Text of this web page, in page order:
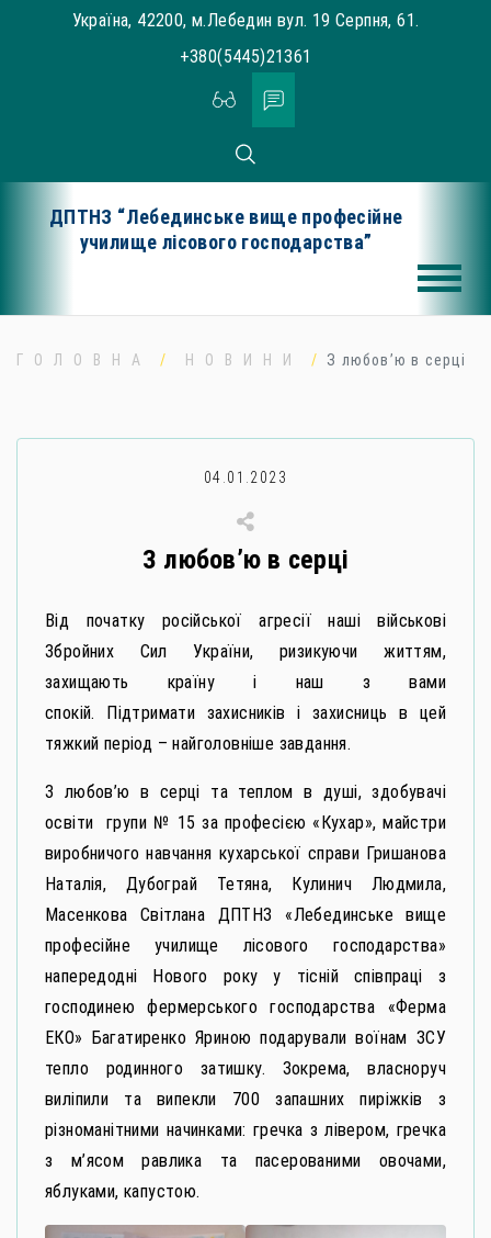
Україна, 42200, м.Лебедин вул. 19 Серпня, 61.
+380(5445)21361
ДПТНЗ “Лебединське вище професійне
училище лісового господарства”
ГОЛОВНА НОВИНИ З любов’ю в серці
04.01.2023
З любов’ю в серці
Від початку російської агресії наші військові
Збройних Сил України, ризикуючи життям,
захищають країну і наш з вами
спокій. Підтримати захисників і захисниць в цей
тяжкий період – найголовніше завдання.
З любов’ю в серці та теплом в душі, здобувачі
освіти групи № 15 за професією «Кухар», майстри
виробничого навчання кухарської справи Гришанова
Наталія, Дубограй Тетяна, Кулинич Людмила,
Масенкова Світлана ДПТНЗ «Лебединське вище
професійне училище лісового господарства»
напередодні Нового року у тісній співпраці з
господинею фермерського господарства «Ферма
ЕКО» Багатиренко Яриною подарували воїнам ЗСУ
тепло родинного затишку. Зокрема, власноруч
виліпили та випекли 700 запашних пиріжків з
різноманітними начинками: гречка з лівером, гречка
з м’ясом равлика та пасерованими овочами,
яблуками, капустою.